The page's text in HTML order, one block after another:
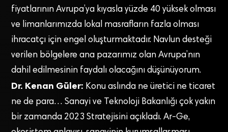
fiyatlarının Avrupa’ya kıyasla yüzde 40 yüksek olması
ve limanlarımızda lokal masrafların fazla olması
ihracatçı için engel oluşturmaktadır. Navlun desteği
verilen bölgelere ana pazarımız olan Avrupa’nın
dahil edilmesinin faydalı olacağını düşünüyorum.
Dr. Kenan Güler: Konu aslında ne üretici ne ticaret
ne de para… Sanayi ve Teknoloji Bakanlığı çok yakın
bir zamanda 2023 Stratejisini açıkladı. Ar-Ge,